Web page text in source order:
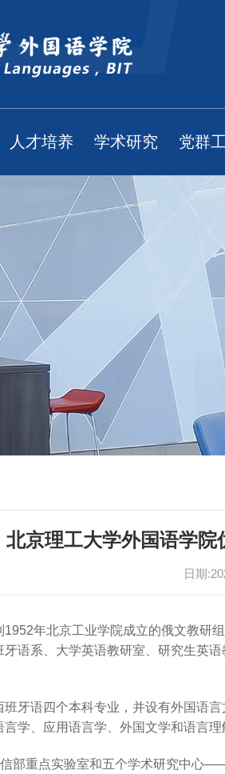
人才培养 学术研究 党群
北京理工大学外国语学
日期
年北京工业学院成立的俄文教研
语系、大学英语教研室、研究生英
牙语四个本科专业，并设有外国语
学、应用语言学、外国文学和语言理
信部重点实验室和五个学术研究中心